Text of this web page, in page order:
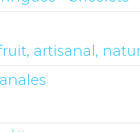
artisanal,